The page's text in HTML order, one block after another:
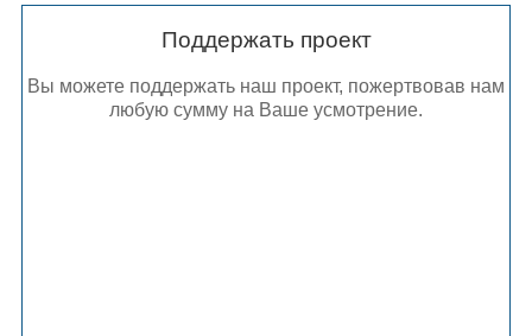
Поддержать проект
Вы можете поддержать наш проект, пожертвовав нам
любую сумму на Ваше усмотрение.